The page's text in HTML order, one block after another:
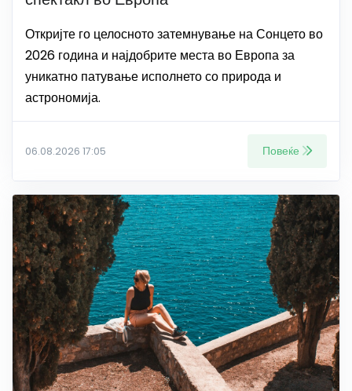
Откријте го целосното затемнување на Сонцето во
2026 година и најдобрите места во Европа за
уникатно патување исполнето со природа и
астрономија.
06.08.2026 17:05 Повеќе